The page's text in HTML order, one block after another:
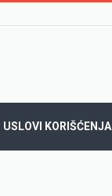
USLOVI KORIŠĆENJA